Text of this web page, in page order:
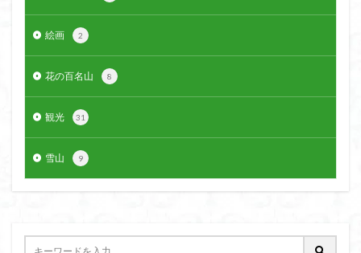
絵画 2
花の百名山 8
観光 31
雪山 9